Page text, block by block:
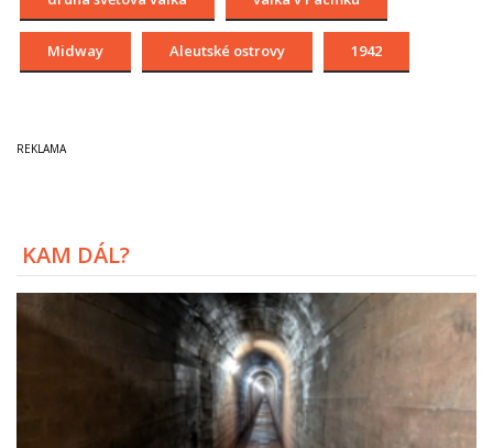
Midway Aleutské ostrovy 1942
KAM DÁL?